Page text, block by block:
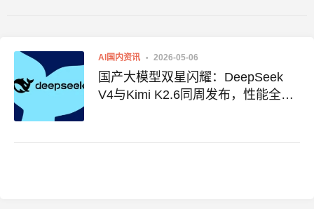
AI国内资讯 2026-05-06
国产大模型双星闪耀：DeepSeek
V4与Kimi K2.6同周发布，性能全面